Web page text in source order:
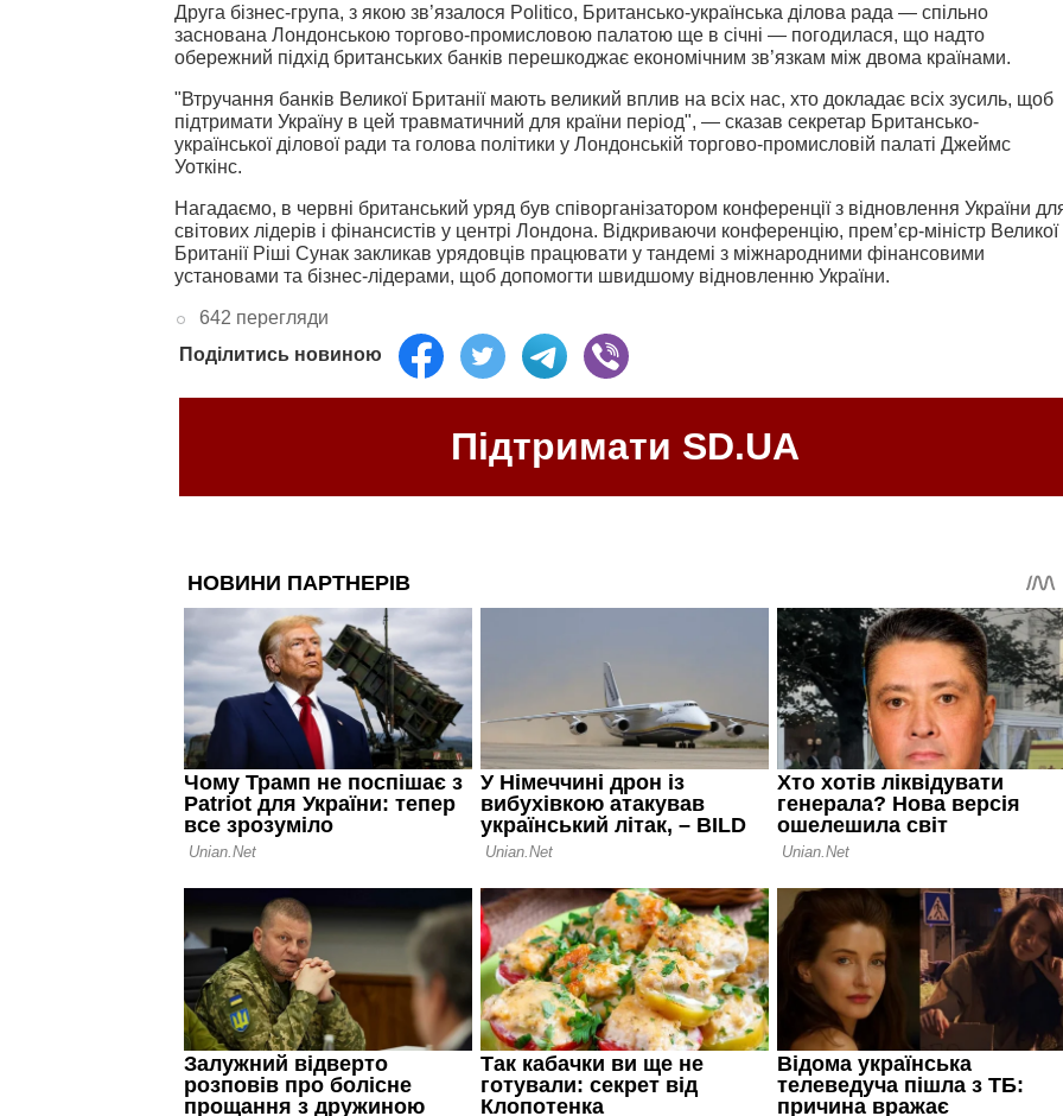
Друга бізнес-група, з якою зв’язалося Politico, Британсько-українська ділова рада — спільно
заснована Лондонською торгово-промисловою палатою ще в січні — погодилася, що надто
обережний підхід британських банків перешкоджає економічним зв’язкам між двома країнами.
"Втручання банків Великої Британії мають великий вплив на всіх нас, хто докладає всіх зусиль, щоб
підтримати Україну в цей травматичний для країни період", — сказав секретар Британсько-
української ділової ради та голова політики у Лондонській торгово-промисловій палаті Джеймс
Уоткінс.
Нагадаємо, в червні британський уряд був співорганізатором конференції з відновлення України
світових лідерів і фінансистів у центрі Лондона. Відкриваючи конференцію, прем’єр-міністр Великої
Британії Ріші Сунак закликав урядовців працювати у тандемі з міжнародними фінансовими
установами та бізнес-лідерами, щоб допомогти швидшому відновленню України.
642 перегляди
Поділитись новиною
Підтримати SD.UA